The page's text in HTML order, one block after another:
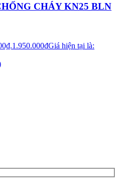
CHÁY KN25 BLN
1.950.000₫Giá hiện tại là: